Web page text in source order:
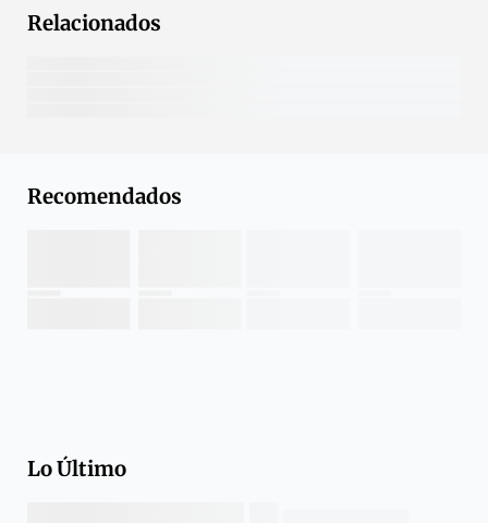
Relacionados
Recomendados
Lo Último